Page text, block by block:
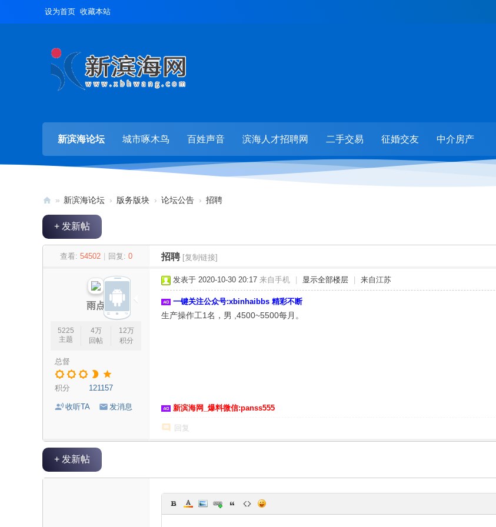
设为首页 收藏本站
新滨海论坛 城市啄木鸟 百姓声音 滨海人才招聘网 二手交易 征婚交友 中介房产
新
滨
新
闻
|
» 新滨海论坛 › 版务版块 › 论坛公告 › 招聘
+ 发新帖
查看: 54502 回复: 0 招聘 [复制链接]
雨点
5225
主题
4万
回帖
12万
积分
总督
积分 121157
收听TA 发消息
发表于 2020-10-30 20:17 来自手机 显示全部楼层 来自江苏
一键关注公众号:xbinhaibbs 精彩不断
生产操作工1名，男 ,4500~5500每月。
新滨海网_爆料微信:panss555
回复
+ 发新帖